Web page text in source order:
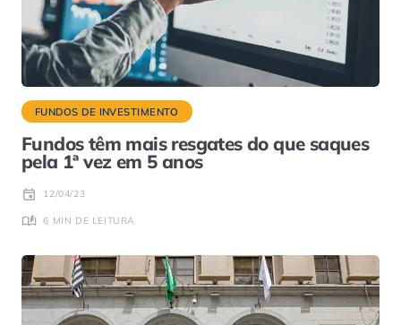
FUNDOS DE INVESTIMENTO
Fundos têm mais resgates do que saques
pela 1ª vez em 5 anos
12/04/23
6 MIN DE LEITURA